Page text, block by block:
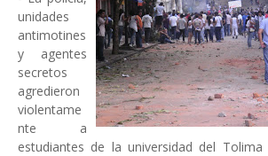
unidades
antimotines
y agentes
secretos
agredieron
violentame
nte a
estudiantes de la universidad del